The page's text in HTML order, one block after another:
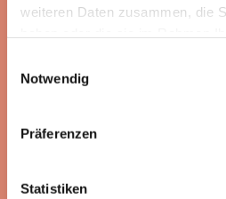
weiteren Daten zusammen, die
Notwendig
Präferenzen
Statistiken
dabei, mit den Herausforderungen
Sozialberatung:
In vielen Fällen
dabei helfen, finanzielle und
klären und Unterstützung durch
beantragen.
Immunmodulierende Therapie: